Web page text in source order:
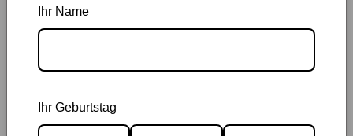
Bewertung abgeben
Neuste Beiträge
Ihr Name
Ihr Geburtstag